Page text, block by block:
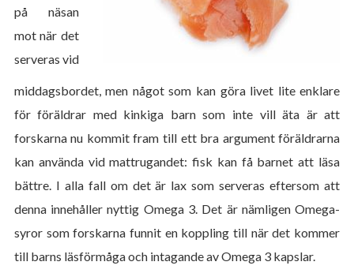
på näsan
mot när det
serveras vid
middagsbordet, men något som kan göra livet lite enklare
för föräldrar med kinkiga barn som inte vill äta är att
forskarna nu kommit fram till ett bra argument föräldrarna
kan använda vid mattrugandet: fisk kan få barnet att läsa
bättre. I alla fall om det är lax som serveras eftersom att
denna innehåller nyttig Omega 3. Det är nämligen Omega-
syror som forskarna funnit en koppling till när det kommer
till barns läsförmåga och intagande av Omega 3 kapslar.